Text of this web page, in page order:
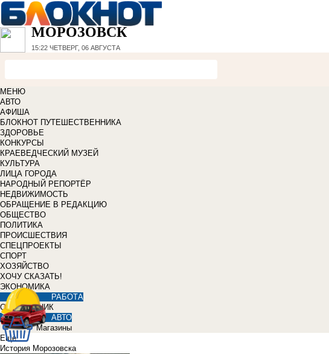
МОРОЗОВСК
15:22 ЧЕТВЕРГ, 06 АВГУСТА
МЕНЮ
АВТО
АФИША
БЛОКНОТ ПУТЕШЕСТВЕННИКА
ЗДОРОВЬЕ
КОНКУРСЫ
КРАЕВЕДЧЕСКИЙ МУЗЕЙ
КУЛЬТУРА
ЛИЦА ГОРОДА
НАРОДНЫЙ РЕПОРТЁР
НЕДВИЖИМОСТЬ
ОБРАЩЕНИЕ В РЕДАКЦИЮ
ОБЩЕСТВО
ПОЛИТИКА
ПРОИСШЕСТВИЯ
СПЕЦПРОЕКТЫ
СПОРТ
ХОЗЯЙСТВО
ХОЧУ СКАЗАТЬ!
ЭКОНОМИКА
РАБОТА
СПРАВОЧНИК
АВТО
Магазины
Еще
История Морозовска